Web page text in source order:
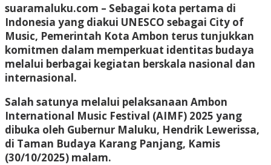
suaramaluku.com – Sebagai kota pertama di
Indonesia yang diakui UNESCO sebagai City of
Music, Pemerintah Kota Ambon terus tunjukkan
komitmen dalam memperkuat identitas budaya
melalui berbagai kegiatan berskala nasional dan
internasional.
Salah satunya melalui pelaksanaan Ambon
International Music Festival (AIMF) 2025 yang
dibuka oleh Gubernur Maluku, Hendrik Lewerissa,
di Taman Budaya Karang Panjang, Kamis
(30/10/2025) malam.